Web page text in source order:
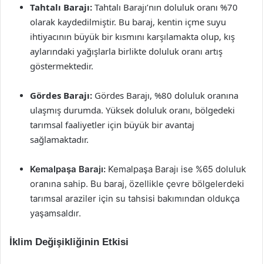
Tahtalı Barajı: Tahtalı Barajı’nın doluluk oranı %70
olarak kaydedilmiştir. Bu baraj, kentin içme suyu
ihtiyacının büyük bir kısmını karşılamakta olup, kış
aylarındaki yağışlarla birlikte doluluk oranı artış
göstermektedir.
Gördes Barajı: Gördes Barajı, %80 doluluk oranına
ulaşmış durumda. Yüksek doluluk oranı, bölgedeki
tarımsal faaliyetler için büyük bir avantaj
sağlamaktadır.
Kemalpaşa Barajı: Kemalpaşa Barajı ise %65 doluluk
oranına sahip. Bu baraj, özellikle çevre bölgelerdeki
tarımsal araziler için su tahsisi bakımından oldukça
yaşamsaldır.
İklim Değişikliğinin Etkisi